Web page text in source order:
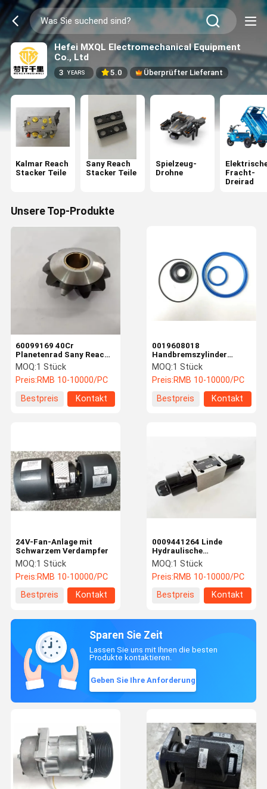
Hefei MXQL Electromechanical Equipment
Co., Ltd
3 YEARS 5.0 Überprüfter Lieferant
Kalmar Reach
Stacker Teile
Sany Reach
Stacker Teile
Spielzeug-
Drohne
Fracht-
Dreirad
Unsere Top-Produkte
60099169 40Cr
Planetenrad Sany Reach
Stacker Teile anpassbar
MOQ:1 Stück
Preis:RMB 10-10000/PC
Bestpreis
Kontakt
0019608018
Handbremszylinder
Reparatur-Kit Linde
Reach Stacker Teile
Fachmann
MOQ:1 Stück
Preis:RMB 10-10000/PC
Bestpreis
Kontakt
24V-Fan-Anlage mit
Schwarzem Verdampfer
MOQ:1 Stück
Preis:RMB 10-10000/PC
Bestpreis
Kontakt
0009441264 Linde
Hydraulische
Magnetventilsteuerung
Seitenwechselzylinder
Sicherheit Vielseitig
MOQ:1 Stück
Preis:RMB 10-10000/PC
Bestpreis
Kontakt
Sparen Sie Zeit
Lassen Sie uns mit Ihnen die besten
Produkte kontaktieren.
Geben Sie Ihre Anforderung